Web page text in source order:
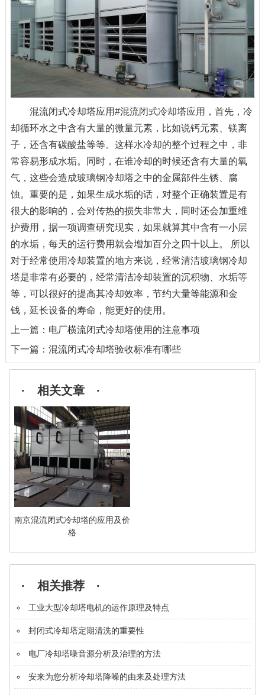
混流闭式冷却塔应用#混流闭式冷却塔应用，首先，冷
却循环水之中含有大量的微量元素，比如说钙元素、镁离
子，还含有碳酸盐等等。这样水冷却的整个过程之中，非
常容易形成水垢。同时，在谁冷却的时候还含有大量的氧
气，这些会造成玻璃钢冷却塔之中的金属部件生锈、腐
蚀。重要的是，如果生成水垢的话，对整个正确装置是有
很大的影响的，会对传热的损失非常大，同时还会加重维
护费用，据一项调查研究现实，如果就算其中含有一小层
的水垢，每天的运行费用就会增加百分之四十以上。 所以
对于经常使用冷却装置的地方来说，经常清洁玻璃钢冷却
塔是非常有必要的，经常清洁冷却装置的沉积物、水垢等
等，可以很好的提高其冷却效率，节约大量等能源和金
钱，延长设备的寿命，能更好的使用。
上一篇： 电厂横流闭式冷却塔使用的注意事项
下一篇： 混流闭式冷却塔验收标准有哪些
· 相关文章 ·
南京混流闭式冷却塔的应用及价
格
· 相关推荐 ·
工业大型冷却塔电机的运作原理及特点
封闭式冷却塔定期清洗的重要性
电厂冷却塔噪音源分析及治理的方法
安来为您分析冷却塔降噪的由来及处理方法